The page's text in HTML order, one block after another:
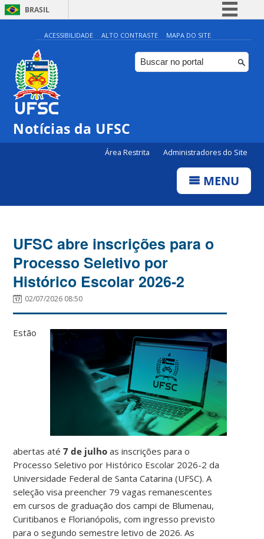
BRASIL
Simplifique!
Comunica BR
Participe
ACESSIBILIDADE ALTO CONTRASTE MAPA DO SITE
Notícias da UFSC
Área Restrita Administradores do Site
MENU
UFSC abre inscrições para o
Processo Seletivo por
Histórico Escolar 2026-2
02/07/2026 08:50
Estão
abertas até 7 de julho as inscrições para o
Processo Seletivo por Histórico Escolar 2026-2 da
Universidade Federal de Santa Catarina (UFSC). A
seleção visa preencher 79 vagas remanescentes
em cursos de graduação dos campi de Blumenau,
Curitibanos e Florianópolis, com ingresso previsto
para o segundo semestre letivo de 2026. As